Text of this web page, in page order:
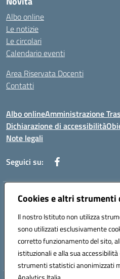
Cookies e altri strumenti
Il nostro Istituto non utilizza
sono utilizzati esclusivamente
corretto funzionamento del sito,
istituzionali e alla sua
strumenti statistici anonimizzati
Albo online
Le notizie
Le circolari
Calendario eventi
Area Riservata Docenti
Contatti
Albo onlineAmministrazione
Dichiarazione di accessibilità
Note legali
Seguici su:
Indirizzo:Via Rimembranza,33 –
Posta elettronica certificata (PEC):
Codice fiscale: 94007130613
Codice meccanografico: CEIC82800V